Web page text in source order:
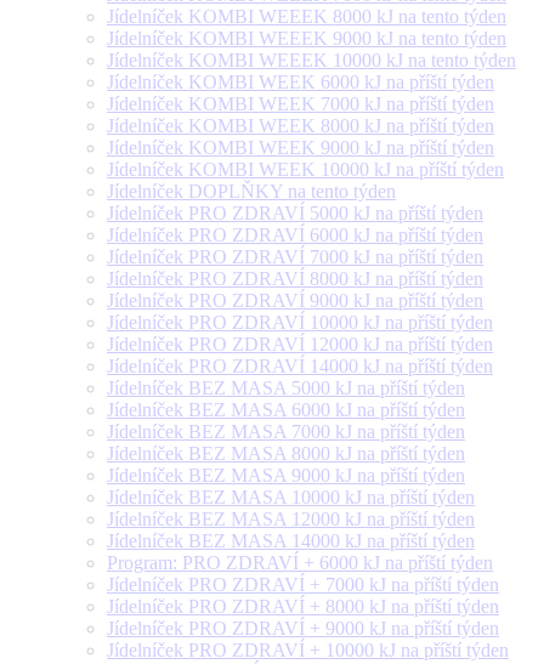
Jídelníček KOMBI WEEEK 8000 kJ na tento týden
Jídelníček KOMBI WEEEK 9000 kJ na tento týden
Jídelníček KOMBI WEEEK 10000 kJ na tento týden
Jídelníček KOMBI WEEK 6000 kJ na příští týden
Jídelníček KOMBI WEEK 7000 kJ na příští týden
Jídelníček KOMBI WEEK 8000 kJ na příští týden
Jídelníček KOMBI WEEK 9000 kJ na příští týden
Jídelníček KOMBI WEEK 10000 kJ na příští týden
Jídelníček DOPLŇKY na tento týden
Jídelníček PRO ZDRAVÍ 5000 kJ na příští týden
Jídelníček PRO ZDRAVÍ 6000 kJ na příští týden
Jídelníček PRO ZDRAVÍ 7000 kJ na příští týden
Jídelníček PRO ZDRAVÍ 8000 kJ na příští týden
Jídelníček PRO ZDRAVÍ 9000 kJ na příští týden
Jídelníček PRO ZDRAVÍ 10000 kJ na příští týden
Jídelníček PRO ZDRAVÍ 12000 kJ na příští týden
Jídelníček PRO ZDRAVÍ 14000 kJ na příští týden
Jídelníček BEZ MASA 5000 kJ na příští týden
Jídelníček BEZ MASA 6000 kJ na příští týden
Jídelníček BEZ MASA 7000 kJ na příští týden
Jídelníček BEZ MASA 8000 kJ na příští týden
Jídelníček BEZ MASA 9000 kJ na příští týden
Jídelníček BEZ MASA 10000 kJ na příští týden
Jídelníček BEZ MASA 12000 kJ na příští týden
Jídelníček BEZ MASA 14000 kJ na příští týden
Program: PRO ZDRAVÍ + 6000 kJ na příští týden
Jídelníček PRO ZDRAVÍ + 7000 kJ na příští týden
Jídelníček PRO ZDRAVÍ + 8000 kJ na příští týden
Jídelníček PRO ZDRAVÍ + 9000 kJ na příští týden
Jídelníček PRO ZDRAVÍ + 10000 kJ na příští týden